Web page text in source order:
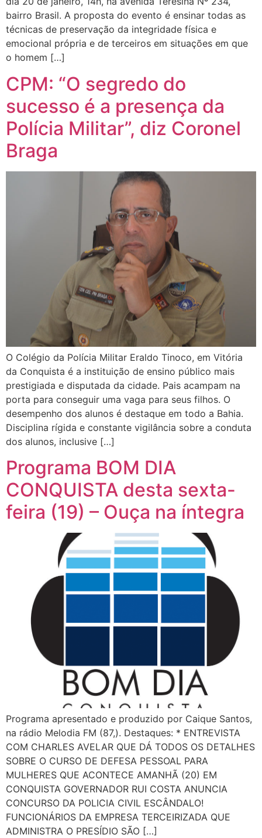
bairro Brasil. A proposta do evento é ensinar todas as
técnicas de preservação da integridade física e
emocional própria e de terceiros em situações em que
o homem […]
CPM: “O segredo do
sucesso é a presença da
Polícia Militar”, diz Coronel
Braga
O Colégio da Polícia Militar Eraldo Tinoco, em Vitória
da Conquista é a instituição de ensino público mais
prestigiada e disputada da cidade. Pais acampam na
porta para conseguir uma vaga para seus filhos. O
desempenho dos alunos é destaque em todo a Bahia.
Disciplina rígida e constante vigilância sobre a conduta
dos alunos, inclusive […]
Programa BOM DIA
CONQUISTA desta sexta-
feira (19) – Ouça na íntegra
Programa apresentado e produzido por Caique Santos,
na rádio Melodia FM (87,). Destaques: * ENTREVISTA
COM CHARLES AVELAR QUE DÁ TODOS OS DETALHES
SOBRE O CURSO DE DEFESA PESSOAL PARA
MULHERES QUE ACONTECE AMANHÃ (20) EM
CONQUISTA GOVERNADOR RUI COSTA ANUNCIA
CONCURSO DA POLICIA CIVIL ESCÂNDALO!
FUNCIONÁRIOS DA EMPRESA TERCEIRIZADA QUE
ADMINISTRA O PRESÍDIO SÃO […]